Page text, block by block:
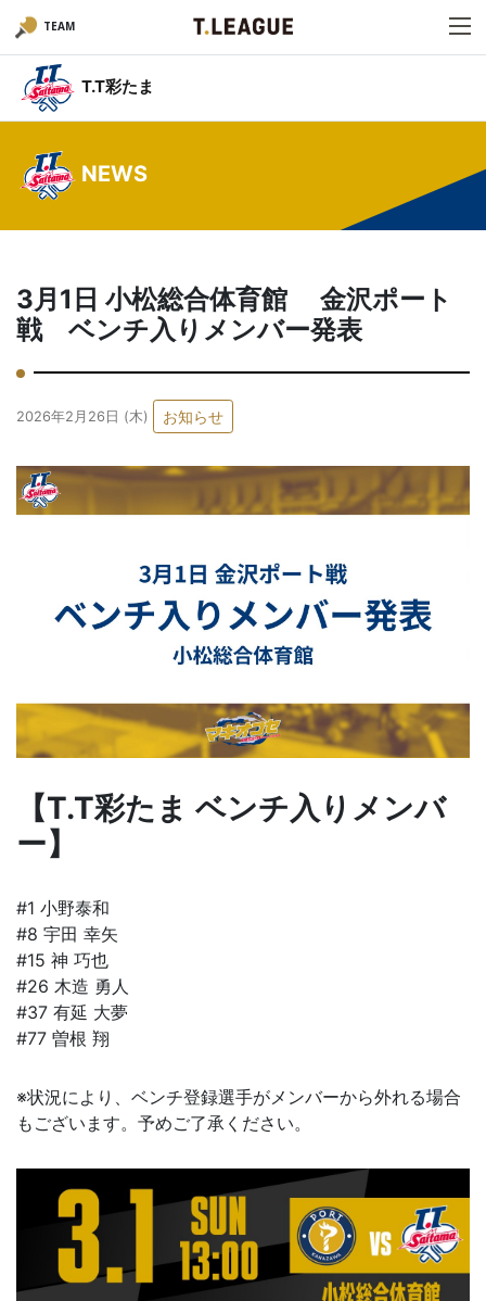
TEAM
T.T彩たま
NEWS
3月1日 小松総合体育館 金沢ポート
戦 ベンチ入りメンバー発表
2026年2月26日 (木) お知らせ
【T.T彩たま ベンチ入りメンバ
ー】
#1 小野泰和
#8 宇田 幸矢
#15 神 巧也
#26 木造 勇人
#37 有延 大夢
#77 曽根 翔
※状況により、ベンチ登録選手がメンバーから外れる場合
もございます。予めご了承ください。